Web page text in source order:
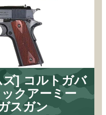
] コルトガバ
クアーミー
スガン